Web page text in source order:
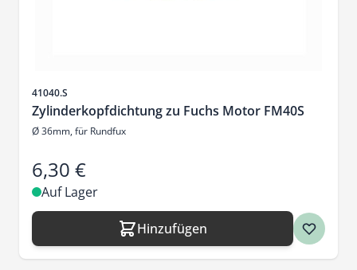
Artikelnr.
41040.S
Zylinderkopfdichtung zu Fuchs Motor FM40S
Ø 36mm, für Rundfux
6,30 €
Auf Lager
Hinzufügen